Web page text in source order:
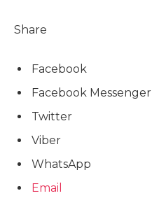
Share
Facebook
Facebook Messenger
Twitter
Viber
WhatsApp
Email